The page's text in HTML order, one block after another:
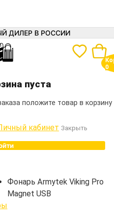
0
ДИЛЕР В РОССИИ
пуста
положите товар в корзину
кабинет Закрыть
Фонарь Armytek Viking Pro
Magnet USB